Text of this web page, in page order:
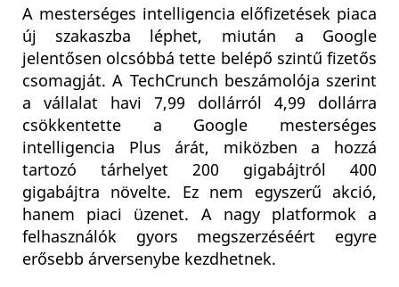
A mesterséges intelligencia előfizetések piaca
új szakaszba léphet, miután a Google
jelentősen olcsóbbá tette belépő szintű fizetős
csomagját. A TechCrunch beszámolója szerint
a vállalat havi 7,99 dollárról 4,99 dollárra
csökkentette a Google mesterséges
intelligencia Plus árát, miközben a hozzá
tartozó tárhelyet 200 gigabájtról 400
gigabájtra növelte. Ez nem egyszerű akció,
hanem piaci üzenet. A nagy platformok a
felhasználók gyors megszerzéséért egyre
erősebb árversenybe kezdhetnek.